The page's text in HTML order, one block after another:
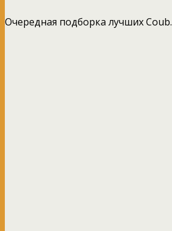
Очередная подборка лучших Coub.